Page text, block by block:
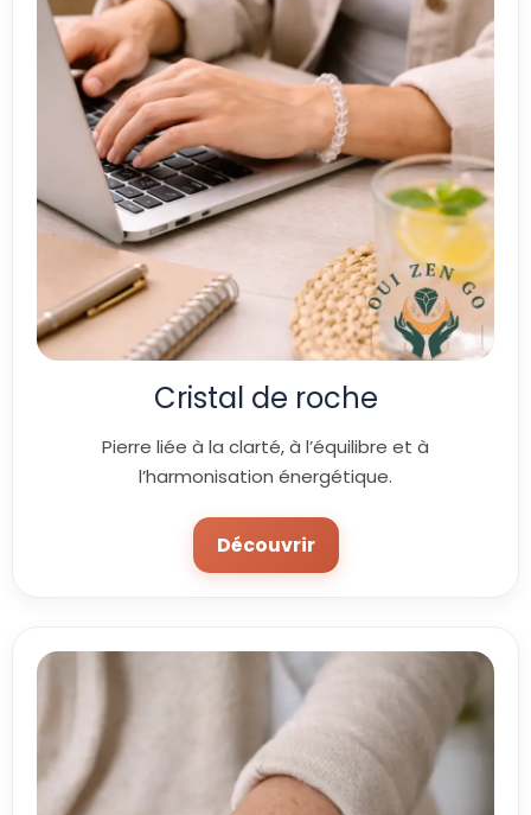
Cristal de roche
Pierre liée à la clarté, à l’équilibre et à
l’harmonisation énergétique.
Découvrir